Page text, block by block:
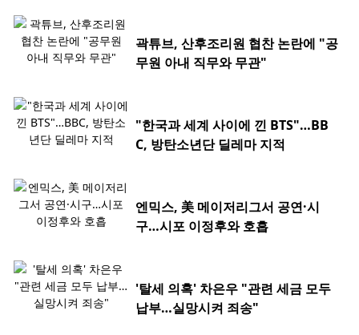
곽튜브, 산후조리원 협찬 논란에 "공
무원 아내 직무와 무관"
"한국과 세계 사이에 낀 BTS"…BB
C, 방탄소년단 딜레마 지적
엔믹스, 美 메이저리그서 공연·시
구…시포 이정후와 호흡
'탈세 의혹' 차은우 "관련 세금 모두
납부…실망시켜 죄송"